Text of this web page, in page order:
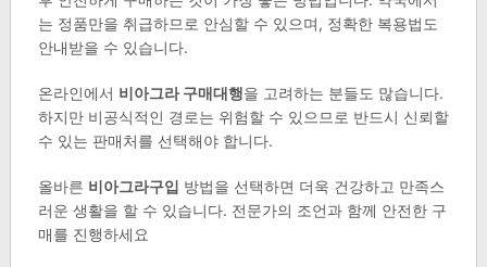
는 정품만을 취급하므로 안심할 수 있으며, 정확한 복용법도
안내받을 수 있습니다.
온라인에서 비아그라 구매대행을 고려하는 분들도 많습니다.
하지만 비공식적인 경로는 위험할 수 있으므로 반드시 신뢰할
수 있는 판매처를 선택해야 합니다.
올바른 비아그라구입 방법을 선택하면 더욱 건강하고 만족스
러운 생활을 할 수 있습니다. 전문가의 조언과 함께 안전한 구
매를 진행하세요